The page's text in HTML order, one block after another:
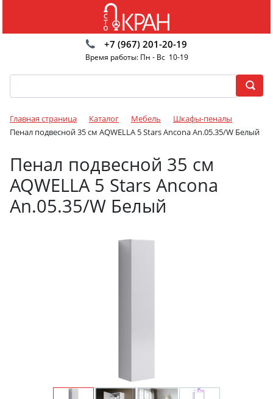
+7 (967) 201-20-19
Время работы: Пн - Вс 10-19
Главная страница Каталог Мебель
Шкафы-пеналы
Пенал подвесной 35 см AQWELLA 5 Stars Ancona An.05.35/W Белый
Пенал подвесной 35 см
AQWELLA 5 Stars Ancona
An.05.35/W Белый